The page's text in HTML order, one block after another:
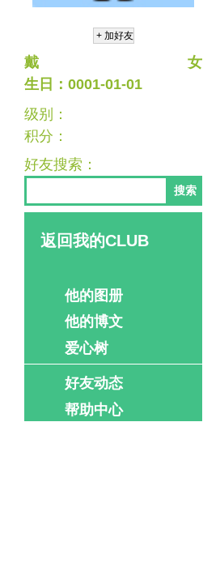
戴
女
生日：0001-01-01
级别：
积分：
好友搜索：
搜索
返回我的CLUB
他的图册
他的博文
爱心树
好友动态
帮助中心